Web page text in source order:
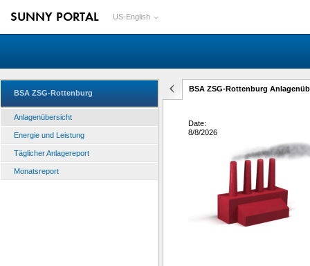
SUNNY PORTAL US-English
BSA ZSG-Rottenburg
Anlagenübersicht
Energie und Leistung
Täglicher Anlagereport
Monatsreport
BSA ZSG-Rottenburg
Date:
8/8/2026